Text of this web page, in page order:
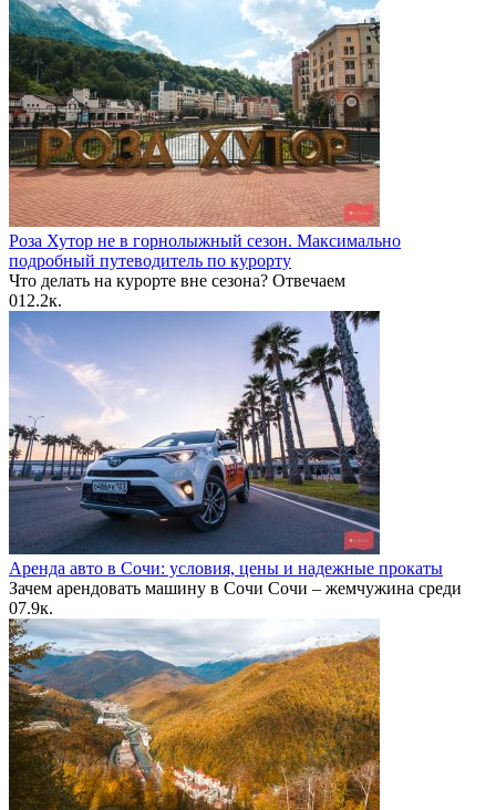
Роза Хутор не в горнолыжный сезон. Максимально
подробный путеводитель по курорту
Что делать на курорте вне сезона? Отвечаем
012.2к.
Аренда авто в Сочи: условия, цены и надежные прокаты
Зачем арендовать машину в Сочи Сочи – жемчужина среди
07.9к.